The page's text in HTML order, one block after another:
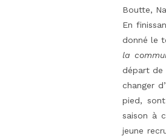
Boutte,
En
donné le
la
départ de
changer
pied,
saison à
jeune